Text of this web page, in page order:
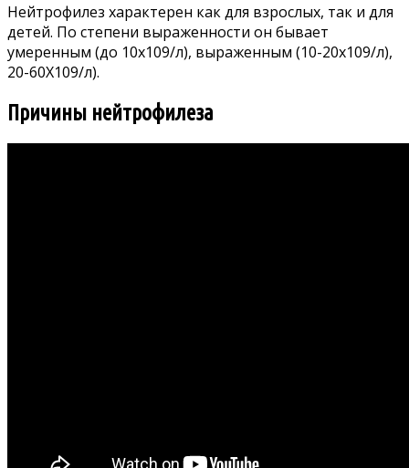
Нейтрофилез характерен как для взрослых, так и для
детей. По степени выраженности он бывает
умеренным (до 10х109/л), выраженным (10-20х109/л),
20-60Х109/л).
Причины нейтрофилеза